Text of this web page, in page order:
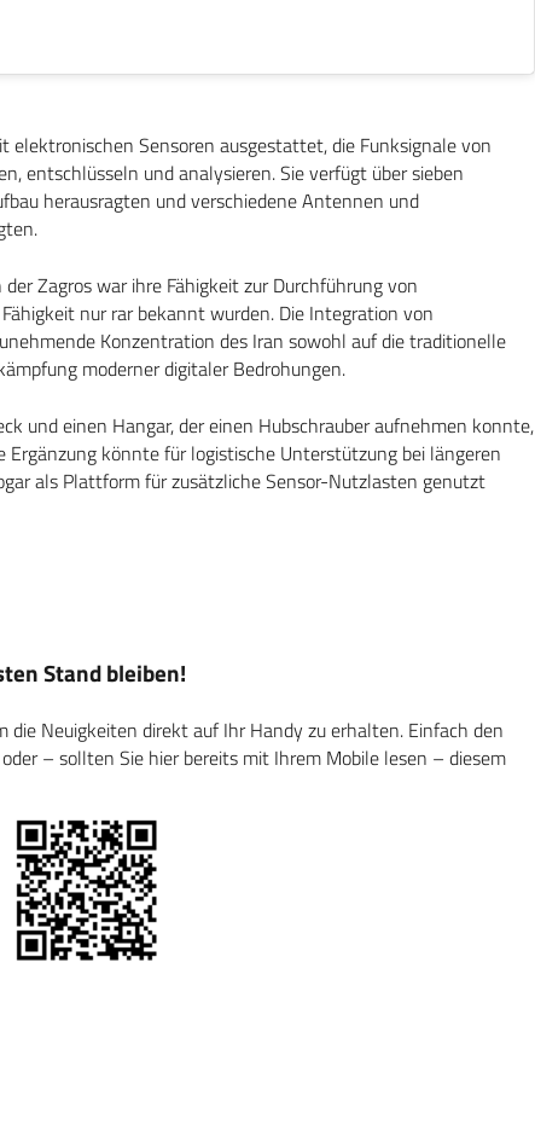
elektronischen Sensoren ausgestattet, die Funksignale von
entschlüsseln und analysieren. Sie verfügt über sieben
herausragten und verschiedene Antennen und
Zagros war ihre Fähigkeit zur Durchführung von
nur rar bekannt wurden. Die Integration von
Konzentration des Iran sowohl auf die traditionelle
moderner digitaler Bedrohungen.
und einen Hangar, der einen Hubschrauber aufnehmen konnte,
könnte für logistische Unterstützung bei längeren
als Plattform für zusätzliche Sensor-Nutzlasten genutzt
Stand bleiben!
die Neuigkeiten direkt auf Ihr Handy zu erhalten. Einfach den
– sollten Sie hier bereits mit Ihrem Mobile lesen – diesem